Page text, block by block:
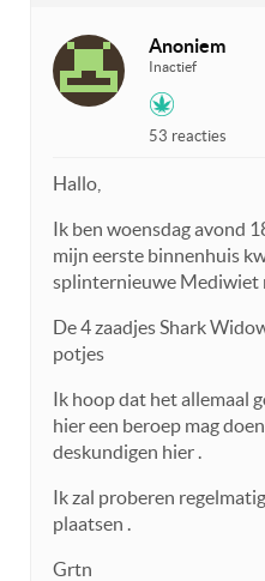
Anoniem
Inactief
53 reacties
Hallo,
Ik ben woensdag avond
mijn eerste binnenhuis
splinternieuwe Mediwiet
De 4 zaadjes Shark
potjes
Ik hoop dat het allemaal
hier een beroep mag
deskundigen hier .
Ik zal proberen
plaatsen .
Grtn